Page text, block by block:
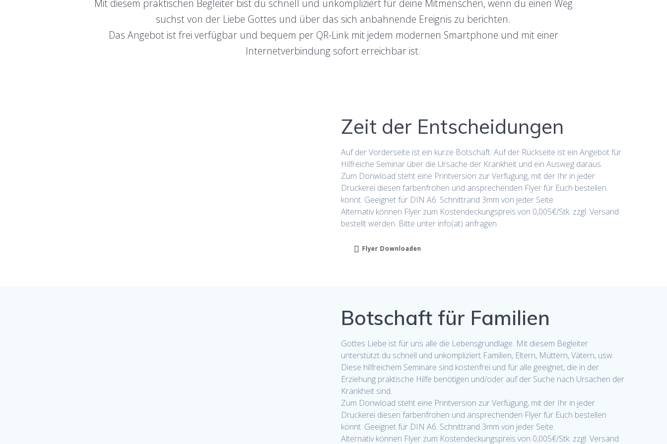
Mit diesem praktischen Begleiter bist du schnell und unkompliziert für deine Mitmenschen, wenn du einen Weg
suchst von der Liebe Gottes und über das sich anbahnende Ereignis zu berichten.
Das Angebot ist frei verfügbar und bequem per QR-Link mit jedem modernen Smartphone und mit einer
Internetverbindung sofort erreichbar ist.
Zeit der Entscheidungen
Auf der Vorderseite ist ein kurze Botschaft. Auf der Rückseite ist ein Angebot für
Hilfreiche Seminar über die Ursache der Krankheit und ein Ausweg daraus.
Zum Donwload steht eine Printversion zur Verfügung, mit der Ihr in jeder
Druckerei diesen farbenfrohen und ansprechenden Flyer für Euch bestellen
könnt. Geeignet für DIN A6. Schnittrand 3mm von jeder Seite.
Alternativ können Flyer zum Kostendeckungspreis von 0,005€/Stk. zzgl. Versand
bestellt werden. Bitte unter info(at) anfragen.
Flyer Downloaden
Botschaft für Familien
Gottes Liebe ist für uns alle die Lebensgrundlage. Mit diesem Begleiter
unterstützt du schnell und unkompliziert Familien, Eltern, Müttern, Vätern, usw.
Diese hilfreichem Seminare sind kostenfrei und für alle geeignet, die in der
Erziehung praktische Hilfe benötigen und/oder auf der Suche nach Ursachen der
Krankheit sind.
Zum Donwload steht eine Printversion zur Verfügung, mit der Ihr in jeder
Druckerei diesen farbenfrohen und ansprechenden Flyer für Euch bestellen
könnt. Geeignet für DIN A6. Schnittrand 3mm von jeder Seite.
Alternativ können Flyer zum Kostendeckungspreis von 0,005€/Stk. zzgl. Versand